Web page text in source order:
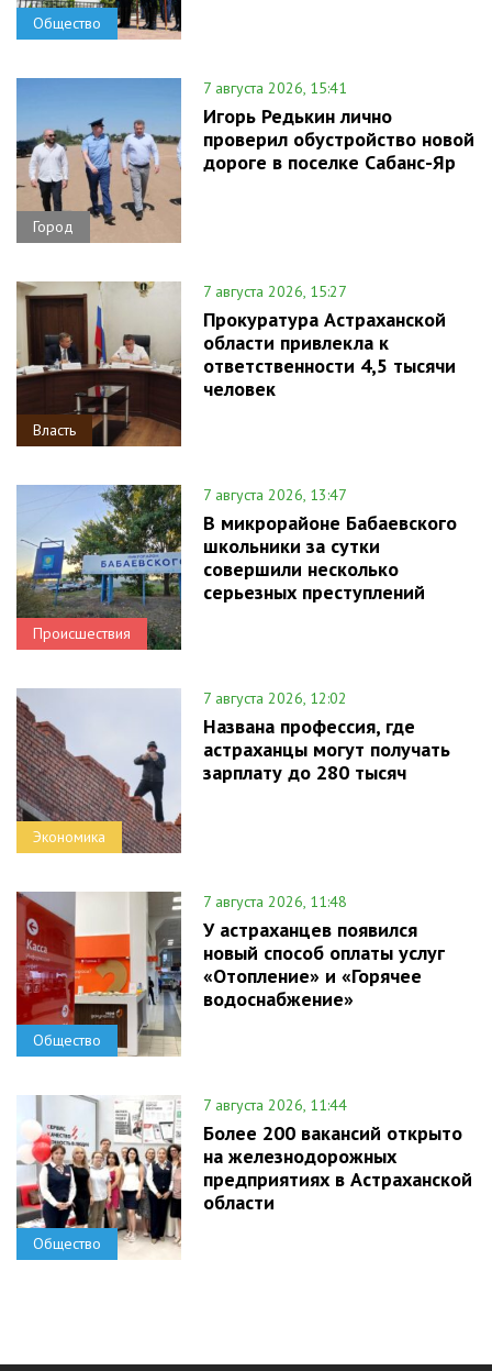
Общество
Город
7 августа 2026, 15:41
Игорь Редькин лично
проверил обустройство новой
дороге в поселке Сабанс-Яр
Власть
7 августа 2026, 15:27
Прокуратура Астраханской
области привлекла к
ответственности 4,5 тысячи
человек
Происшествия
7 августа 2026, 13:47
В микрорайоне Бабаевского
школьники за сутки
совершили несколько
серьезных преступлений
Экономика
7 августа 2026, 12:02
Названа профессия, где
астраханцы могут получать
зарплату до 280 тысяч
Общество
7 августа 2026, 11:48
У астраханцев появился
новый способ оплаты услуг
«Отопление» и «Горячее
водоснабжение»
Общество
7 августа 2026, 11:44
Более 200 вакансий открыто
на железнодорожных
предприятиях в Астраханской
области